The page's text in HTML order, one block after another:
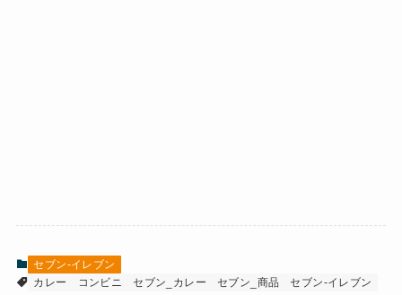
セブン-イレブン
カレー
コンビニ セブン_カレー セブン_商品 セブン-イレブン